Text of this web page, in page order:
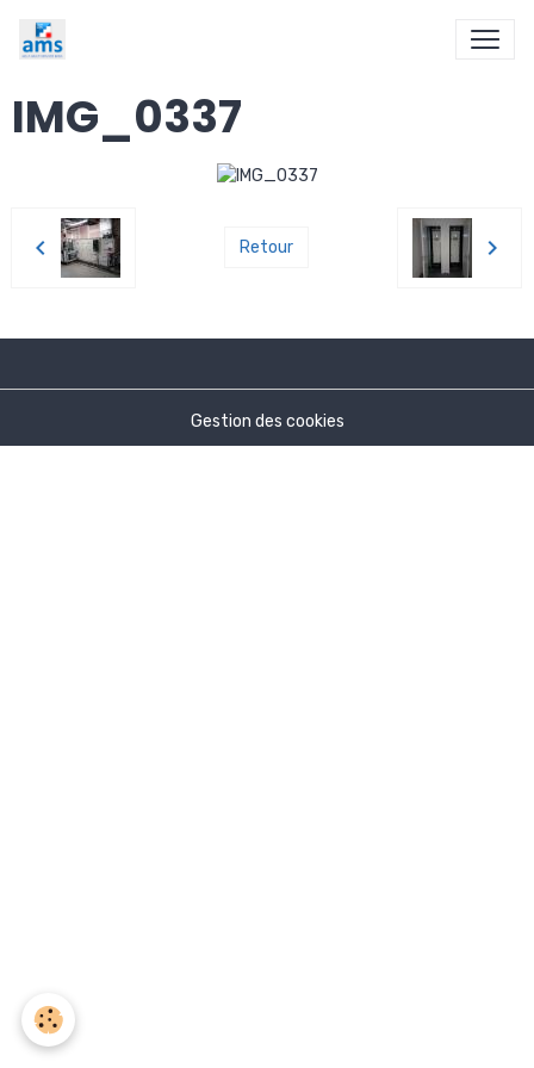
IMG_0337
Retour
Gestion des cookies